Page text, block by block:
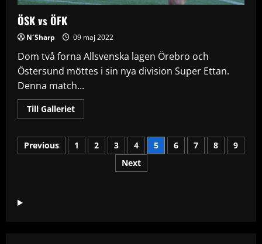
ÖSK vs ÖFK
N´Sharp 09 maj 2022
Dom två forna Allsvenska lagen Örebro och
Östersund möttes i sin nya division Super Ettan.
Denna match...
Till GallerietRead
more
vs
ÖFK
Sidnumrering
inlägg
Previous 1 2 3 4 5 6 7 8
9
Next